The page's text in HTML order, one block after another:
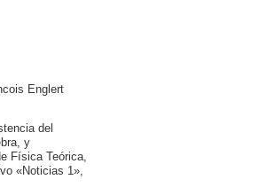
Englert
del
y
Física Teórica,
«Noticias 1»,